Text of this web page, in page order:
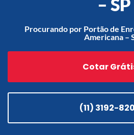
– SP
Procurando por Portão de
Americana –
Cotar
(11) 3192-